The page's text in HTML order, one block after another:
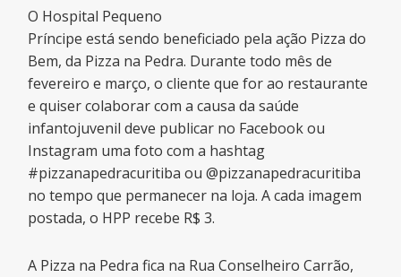
O Hospital Pequeno
Príncipe está sendo beneficiado pela ação Pizza do
Bem, da Pizza na Pedra. Durante todo mês de
fevereiro e março, o cliente que for ao restaurante
e quiser colaborar com a causa da saúde
infantojuvenil deve publicar no Facebook ou
Instagram uma foto com a hashtag
#pizzanapedracuritiba ou @pizzanapedracuritiba
no tempo que permanecer na loja. A cada imagem
postada, o HPP recebe R$ 3.
A Pizza na Pedra fica na Rua Conselheiro Carrão,